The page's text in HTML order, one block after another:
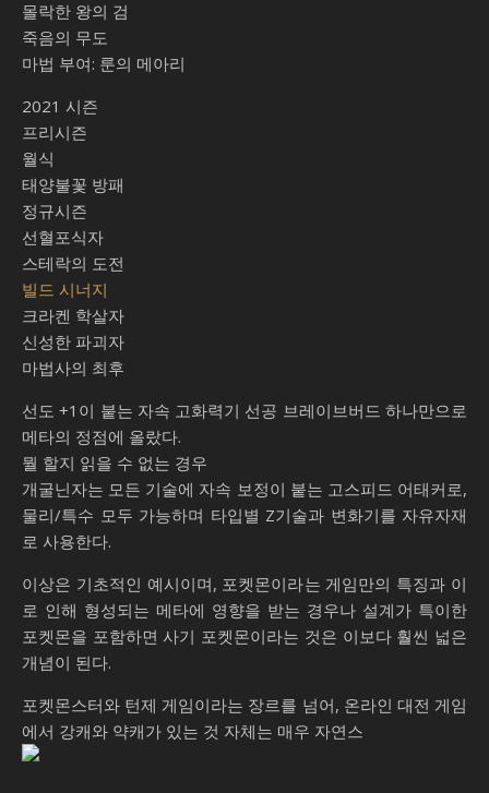
몰락한 왕의 검
죽음의 무도
마법 부여: 룬의 메아리
2021 시즌
프리시즌
월식
태양불꽃 방패
정규시즌
선혈포식자
스테락의 도전
빌드 시너지
크라켄 학살자
신성한 파괴자
마법사의 최후
선도 +1이 붙는 자속 고화력기 선공 브레이브버드 하나만으로
메타의 정점에 올랐다.
뭘 할지 읽을 수 없는 경우
개굴닌자는 모든 기술에 자속 보정이 붙는 고스피드 어태커로,
물리/특수 모두 가능하며 타입별 Z기술과 변화기를 자유자재
로 사용한다.
이상은 기초적인 예시이며, 포켓몬이라는 게임만의 특징과 이
로 인해 형성되는 메타에 영향을 받는 경우나 설계가 특이한
포켓몬을 포함하면 사기 포켓몬이라는 것은 이보다 훨씬 넓은
개념이 된다.
포켓몬스터와 턴제 게임이라는 장르를 넘어, 온라인 대전 게임
에서 강캐와 약캐가 있는 것 자체는 매우 자연스